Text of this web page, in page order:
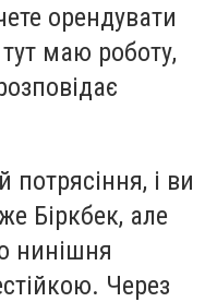
орендувати
маю роботу,
і ви
Біркбек, але
нинішня
Через